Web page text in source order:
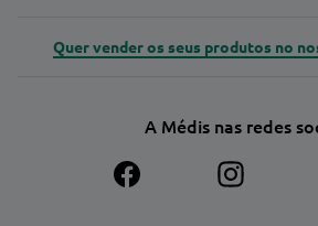
Quer vender os seus produtos no
A Médis nas redes